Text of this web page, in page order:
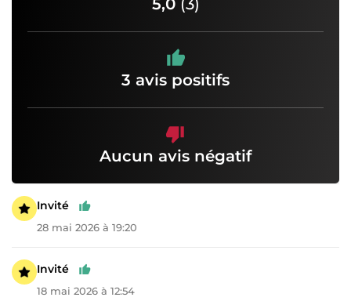
5,0 (3)
3 avis positifs
Aucun avis négatif
Invité
28 mai 2026 à 19:20
Invité
18 mai 2026 à 12:54